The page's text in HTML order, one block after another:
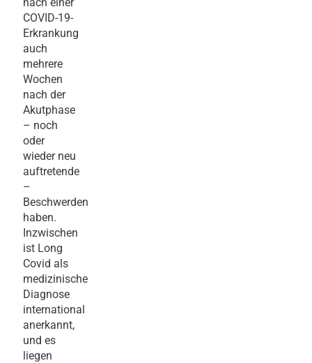
COVID-19-
Erkrankung
auch
mehrere
Wochen
nach der
Akutphase
– noch
oder
wieder neu
auftretende
–
Beschwerden
haben.
Inzwischen
ist Long
Covid als
medizinische
Diagnose
international
anerkannt,
und es
liegen